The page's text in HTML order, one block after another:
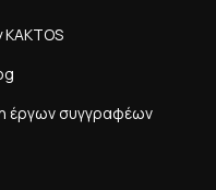
έργων συγγραφέων